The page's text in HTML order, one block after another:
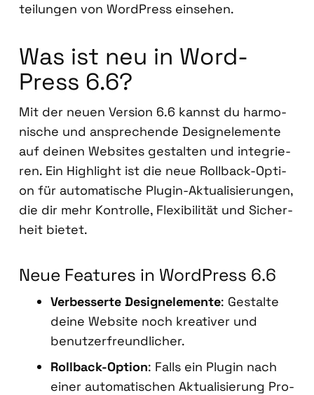
tei­lun­gen von Word­Press ein­se­hen.
Was ist neu in Word­
Press 6.6?
Mit der neu­en Ver­si­on 6.6 kannst du har­mo­
ni­sche und anspre­chen­de Design­ele­men­te
auf dei­nen Web­sites gestal­ten und inte­grie­
ren. Ein High­light ist die neue Roll­back-Opti­
on für auto­ma­ti­sche Plug­in-Aktua­li­sie­run­gen,
die dir mehr Kon­trol­le, Fle­xi­bi­li­tät und Sicher­
heit bie­tet.
Neue Fea­tures in Word­Press 6.6
Ver­bes­ser­te Design­ele­men­te: Gestal­te
dei­ne Web­site noch krea­ti­ver und
benut­zer­freund­li­cher.
Roll­back-Opti­on: Falls ein Plug­in nach
einer auto­ma­ti­schen Aktua­li­sie­rung Pro­